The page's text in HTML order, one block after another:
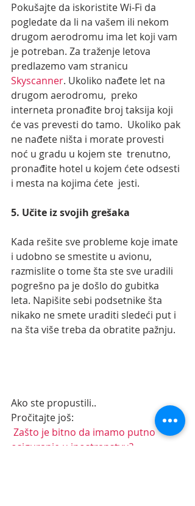
Pokušajte da iskoristite Wi-Fi da
pogledate da li na vašem ili nekom
drugom aerodromu ima let koji vam
je potreban. Za traženje letova
predlazemo vam stranicu
Skyscanner. Ukoliko nađete let na
drugom aerodromu,  preko
interneta pronađite broj taksija koji
će vas prevesti do tamo.  Ukoliko pak
ne nađete ništa i morate provesti
noć u gradu u kojem ste  trenutno,
pronađite hotel u kojem ćete odsesti
i mesta na kojima ćete  jesti.
5. Učite iz svojih grešaka
Kada rešite sve probleme koje imate
i udobno se smestite u avionu,
razmislite o tome šta ste sve uradili
pogrešno pa je došlo do gubitka
leta. Napišite sebi podsetnike šta
nikako ne smete uraditi sledeći put i
na šta više treba da obratite pažnju.
Ako ste propustili..
Pročitajte još:
osiguranje u inostranstvu?